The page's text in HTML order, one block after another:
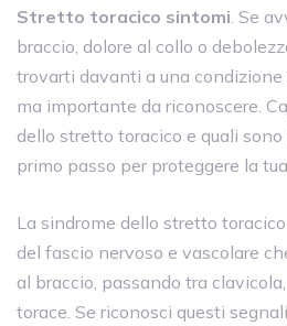
Stretto toracico sintomi . Se
braccio, dolore al collo o
trovarti davanti a una
ma importante da riconoscere.
dello stretto toracico e quali
primo passo per proteggere la
La sindrome dello stretto
del fascio nervoso e vascolare
al braccio, passando tra
torace. Se riconosci questi